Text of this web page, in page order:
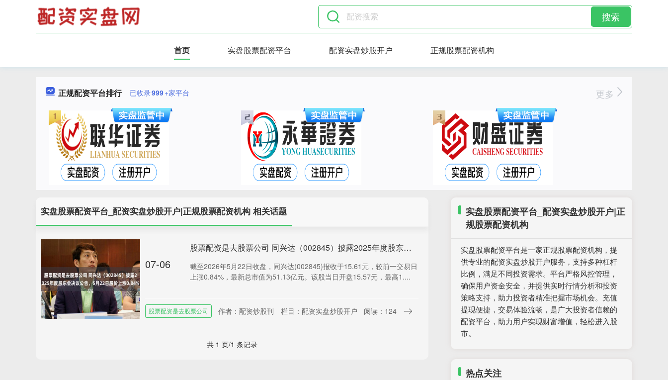
搜索
首页 实盘股票配资平台 配资实盘炒股开户 正规股票配资机构
正规配资平台排行 已收录999+家平台 更多
实盘股票配资平台_配资实盘炒股开户|正规股票配资机构 相关话题
07-06
股票配资是去股票公司 同兴达（002845）披露2025年度股东会决议公告，5月22日股价上涨0.84%
截至2026年5月22日收盘，同兴达(002845)报收于15.61元，较前一交易日
上涨0.84%，最新总市值为51.13亿元。该股当日开盘15.57元，最高1....
股票配资是去股票公司 作者：配资炒股刊 栏目：配资实盘炒股开户 阅读：124
共 1 页/1 条记录
实盘股票配资平台_配资实盘炒股开户|正
规股票配资机构
实盘股票配资平台是一家正规股票配资机构，提
供专业的配资实盘炒股开户服务，支持多种杠杆
比例，满足不同投资需求。平台严格风控管理，
确保用户资金安全，并提供实时行情分析和投资
策略支持，助力投资者精准把握市场机会。充值
提现便捷，交易体验流畅，是广大投资者信赖的
配资平台，助力用户实现财富增值，轻松进入股
市。
热点关注